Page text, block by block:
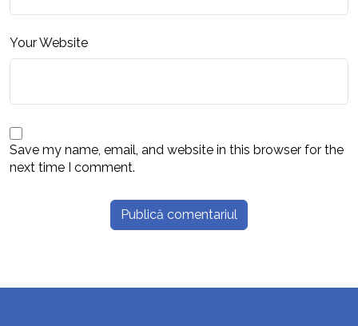
Your Website
Save my name, email, and website in this browser for the
next time I comment.